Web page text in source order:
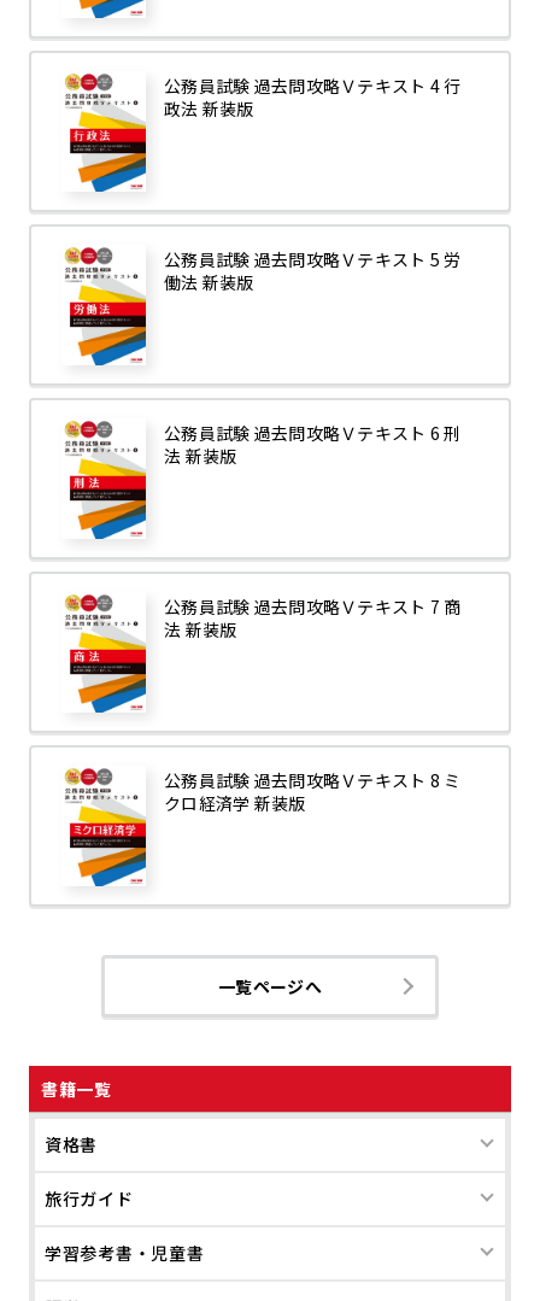
書籍一覧
資格書
旅行ガイド
学習参考書・児童書
公務員試験 過去問攻略Ｖテキスト 4 行
政法 新装版
公務員試験 過去問攻略Ｖテキスト 5 労
働法 新装版
公務員試験 過去問攻略Ｖテキスト 6 刑
法 新装版
公務員試験 過去問攻略Ｖテキスト 7 商
法 新装版
公務員試験 過去問攻略Ｖテキスト 8 ミ
クロ経済学 新装版
一覧ページへ